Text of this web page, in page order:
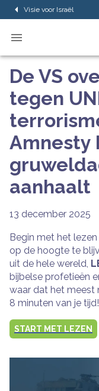
Visie voor Israël
De VS
tegen
Amnesty
aanhaalt
13 december 2025
Begin met het
op de hoogte te
uit de hele wereld,
bijbelse profetieën
waar dat het meest
8 minuten van je tijd!
START MET LEZEN